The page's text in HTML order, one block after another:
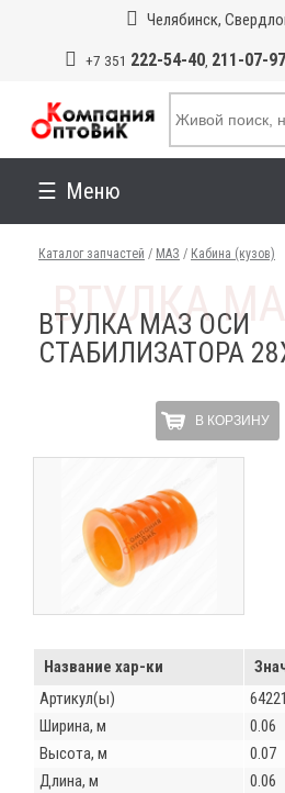
Челябинск,
+7 351 222-54-40, 211-07-
Меню
Каталог запчастей / МАЗ / Кабина (кузов)
ВТУЛКА МАЗ ОСИ
СТАБИЛИЗАТОРА
В КОРЗИНУ
Название хар-ки
Артикул(ы)
Ширина, м
0.06
Высота, м
0.07
Длина, м
0.06